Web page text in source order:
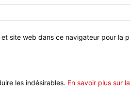
et site web dans ce navigateur pour la
les indésirables. En savoir plus sur